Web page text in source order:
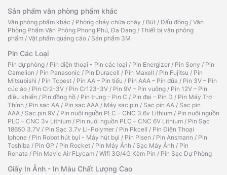
Sản phẩm văn phòng phẩm khác
Văn phòng phẩm khác / Phòng cháy chữa cháy / Bút / Dấu đóng / Văn
Phòng Phẩm Văn Phòng Phong Phú, Đa Dạng / Thiết bị văn phòng
phẩm / Vật phẩm quảng cáo / Sản phẩm 3M
Pin Các Loại
Pin dự phòng / Pin điện thoại - Pin các loại / Pin Energizer / Pin Sony / Pin
Camelion / Pin Panasonic / Pin Duracell / Pin Maxell / Pin Fujitsu / Pin
Mitsubishi / Pin Tcbest / Pin AA – Pin tiểu / Pin AAA – Pin đũa / Pin 3V – Pin
cúc áo / Pin Cr2-3V / Pin Cr123-3V / Pin 9V – Pin vuông / Pin 12V – Pin
điều khiển / Pin đồng hồ / Pin trung – Pin C / Pin đại – Pin D / Pin Máy Trợ
Thính / Pin sạc AA / Pin sạc AAA / Máy sạc pin / Sạc pin AA / Sạc pin
AAA / Sạc pin 9V / Pin nuôi nguồn PLC – CNC 3.6v Lithium / Pin nuôi nguồn
PLC – CNC 3v Lithium / Pin nuôi nguồn PLC – CNC 6V Lithium / Pin Sạc
18650 3.7V / Pin Sạc 3.7v Li-Polymer / Pin Pkcell / Pin Điện Thoại
Iphone / Pin Robot hút bụi - Máy hút bụi / Pin Pisen / Pin Ansmann / Pin
Toshiba / Pin GP / Pin Rocket / Pin Máy Ảnh / Sạc Máy Ảnh / Pin
Renata / Pin Mavic Air FLycam / Wifi 3G/4G Kèm Pin / Pin Sạc Dự Phòng
Giấy In Ảnh - In Màu Chất Lượng Cao